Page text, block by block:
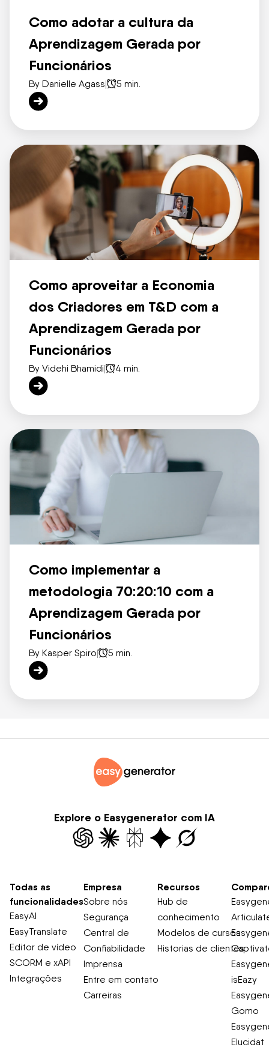
Como adotar a cultura da
Aprendizagem Gerada por
Funcionários
By Danielle Agass| 5 min.
Como aproveitar a Economia
dos Criadores em T&D com a
Aprendizagem Gerada por
Funcionários
By Videhi Bhamidi| 4 min.
Como implementar a
metodologia 70:20:10 com a
Aprendizagem Gerada por
Funcionários
By Kasper Spiro| 5 min.
Explore o Easygenerator com IA
Todas as
funcionalidades
EasyAI
EasyTranslate
Editor de vídeo
SCORM e xAPI
Integrações
Empresa
Sobre nós
Segurança
Central de
Confiabilidade
Imprensa
Entre em contato
Carreiras
Recursos
Hub de
conhecimento
Modelos de cursos
Historias de clientes
isEazy
Gomo
Elucidat